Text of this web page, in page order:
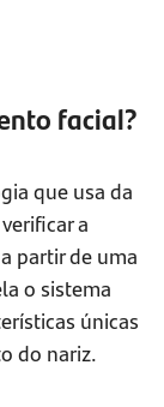
facial?
que usa da
a
partir de uma
o sistema
únicas
do nariz.